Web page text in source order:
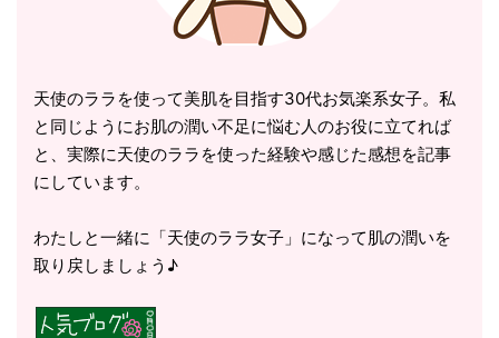
天使のララを使って美肌を目指す30代お気楽系女子。私
と同じようにお肌の潤い不足に悩む人のお役に立てれば
と、実際に天使のララを使った経験や感じた感想を記事
にしています。
わたしと一緒に「天使のララ女子」になって肌の潤いを
取り戻しましょう♪